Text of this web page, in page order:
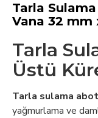
Tarla
Vana 32 mm
Tarla
Üstü
Tarla sulama
yağmurlama ve